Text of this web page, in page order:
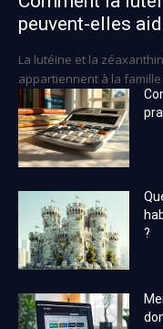
peuvent-elles
La lutéine et la
appartiennent à la
?